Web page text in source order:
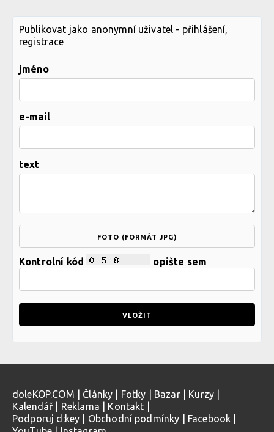
Publikovat jako anonymní uživatel - přihlášení,
registrace
jméno
e-mail
text
FOTO (FORMÁT JPG)
Kontrolní kód opište sem
doleKOP.COM Články Fotky Bazar| Kurzy
Kalendář
Reklama Kontakt
Podporuj d:key
Obchodní podmínky Facebook